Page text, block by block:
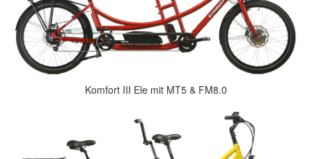
Komfort III Ele mit MT5 & FM8.0